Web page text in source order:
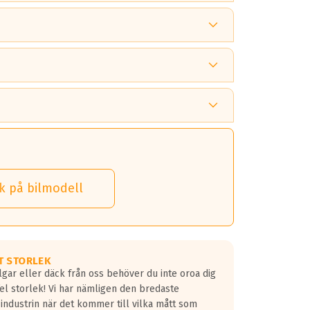
på.
däck.
på bilmodell
STORLEK
eller däck från oss behöver du inte oroa dig
storlek! Vi har nämligen den bredaste
när det kommer till vilka mått som